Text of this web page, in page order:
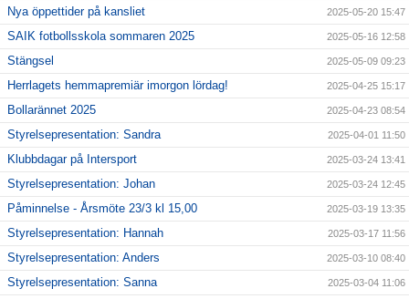
Nya öppettider på kansliet 2025-05-20 15:47
SAIK fotbollsskola sommaren 2025 2025-05-16 12:58
Stängsel 2025-05-09 09:23
Herrlagets hemmapremiär imorgon lördag! 2025-04-25 15:17
Bollarännet 2025 2025-04-23 08:54
Styrelsepresentation: Sandra 2025-04-01 11:50
Klubbdagar på Intersport 2025-03-24 13:41
Styrelsepresentation: Johan 2025-03-24 12:45
Påminnelse - Årsmöte 23/3 kl 15,00 2025-03-19 13:35
Styrelsepresentation: Hannah 2025-03-17 11:56
Styrelsepresentation: Anders 2025-03-10 08:40
Styrelsepresentation: Sanna 2025-03-04 11:06